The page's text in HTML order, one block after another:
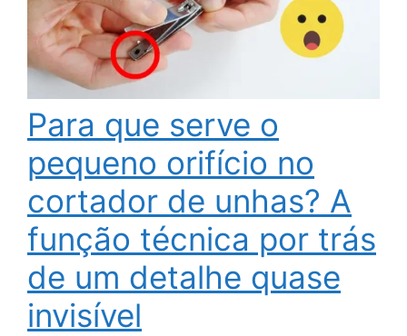
Para que serve o
pequeno orifício no
cortador de unhas? A
função técnica por trás
de um detalhe quase
invisível